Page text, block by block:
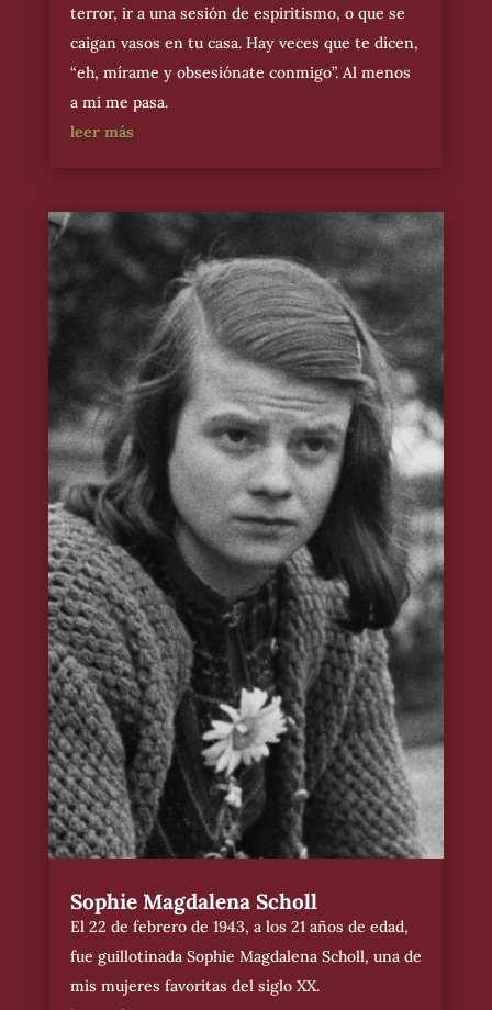
terror, ir a una sesión de espiritismo, o que se
caigan vasos en tu casa. Hay veces que te dicen,
“eh, mírame y obsesiónate conmigo”. Al menos
a mi me pasa.
leer más
Sophie Magdalena Scholl
El 22 de febrero de 1943, a los 21 años de edad,
fue guillotinada Sophie Magdalena Scholl, una de
mis mujeres favoritas del siglo XX.